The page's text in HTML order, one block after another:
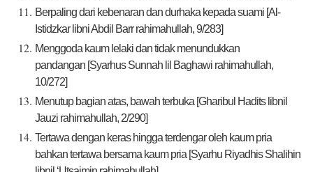
Berpaling dari kebenaran dan durhaka kepada suami [Al-
Istidzkar libni Abdil Barr rahimahullah, 9/283]
Menggoda kaum lelaki dan tidak menundukkan
pandangan [Syarhus Sunnah lil Baghawi rahimahullah,
10/272]
Menutup bagian atas, bawah terbuka [Gharibul Hadits libnil
Jauzi rahimahullah, 2/290]
Tertawa dengan keras hingga terdengar oleh kaum pria
bahkan tertawa bersama kaum pria [Syarhu Riyadhis Shalihin